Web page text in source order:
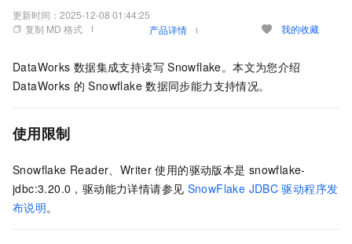
更新时间： 2025-12-08 01:44:25
复制 MD 格式
产品详情 我的收藏
DataWorks 数据集成支持读写 Snowflake。本文为您介绍
DataWorks 的 Snowflake 数据同步能力支持情况。
使用限制
Snowflake Reader、Writer 使用的驱动版本是 snowflake-
jdbc:3.20.0，驱动能力详情请参见 SnowFlake JDBC 驱动程序发
布说明。